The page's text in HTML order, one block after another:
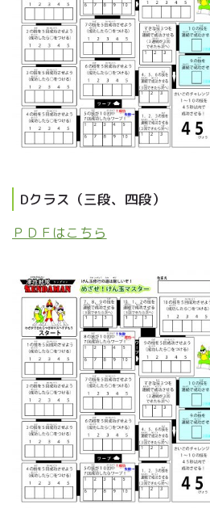
Dクラス（三段、四段）
ＰＤＦはこちら